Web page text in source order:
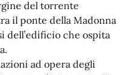
del torrente
il ponte della Madonna
dell’edificio che ospita
ad opera degli